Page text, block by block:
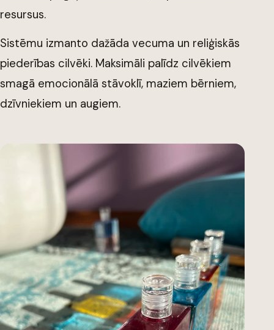
resursus.
Sistēmu izmanto dažāda vecuma un reliģiskās
piederības cilvēki. Maksimāli palīdz cilvēkiem
smagā emocionālā stāvoklī, maziem bērniem,
dzīvniekiem un augiem.